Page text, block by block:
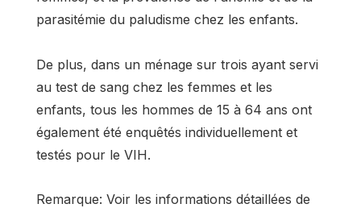
parasitémie du paludisme chez les enfants.
De plus, dans un ménage sur trois ayant servi
au test de sang chez les femmes et les
enfants, tous les hommes de 15 à 64 ans ont
également été enquêtés individuellement et
testés pour le VIH.
Remarque: Voir les informations détaillées de